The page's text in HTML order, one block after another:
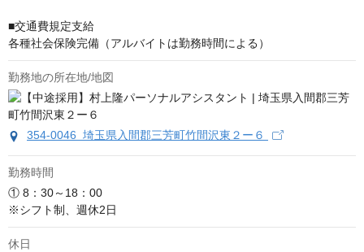
■交通費規定支給
各種社会保険完備（アルバイトは勤務時間による）
勤務地の所在地/地図
354-0046 埼玉県入間郡三芳町竹間沢東２ー６
勤務時間
① 8：30～18：00
※シフト制、週休2日
休日